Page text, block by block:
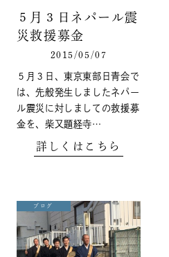
５月３日ネパール震
災救援募金
2015/05/07
５月３日、東京東部日青会で
は、先般発生しましたネパー
ル震災に対しましての救援募
金を、柴又題経寺…
詳しくはこちら
ブログ